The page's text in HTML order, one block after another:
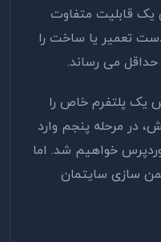
یک قابلیت متفاوت
تعمیر یا ساخت را
می رساند.
یک پلتفرم خاص را
در مرحله پنجم وارد
خواهیم شد. اما
سازی سایتمان